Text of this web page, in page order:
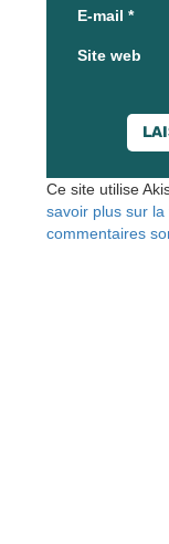
E-mail *
Site web
Ce site utilise
savoir plus sur
commentaires